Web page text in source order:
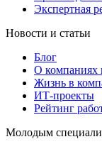
Экспертная
Новости и статьи
Блог
О компаниях
Жизнь в
ИТ-проекты
Рейтинг
Молодым